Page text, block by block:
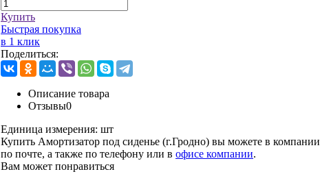
Купить
Быстрая покупка
в 1 клик
Поделиться:
Описание товара
Отзывы0
Единица измерения: шт
Купить Амортизатор под сиденье (г.Гродно) вы можете в компании
по почте, а также по телефону или в офисе компании.
Вам может понравиться